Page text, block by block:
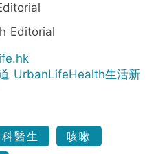
Editorial
UrbanLifeHealth生活新
醫生
咳嗽